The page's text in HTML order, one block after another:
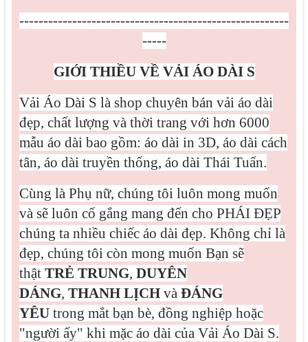
--------------------------------------------------------
-----
GIỚI THIỀU VỀ VẢI ÁO DÀI S
Vải Áo Dài S là shop chuyên bán vải áo dài
đẹp, chất lượng và thời trang với hơn 6000
mẫu áo dài bao gồm: áo dài in 3D, áo dài cách
tân, áo dài truyền thống, áo dài Thái Tuấn.
Cùng là Phụ nữ, chúng tôi luôn mong muốn
và sẽ luôn cố gắng mang đến cho PHÁI ĐẸP
chúng ta nhiều chiếc áo dài đẹp. Không chỉ là
đẹp, chúng tôi còn mong muốn Bạn sẽ
thật TRẺ TRUNG, DUYÊN
DÁNG, THANH LỊCHvà ĐÁNG
YÊUtrong mắt bạn bè, đồng nghiệp hoặc
"người ấy" khi mặc áo dài của Vải Áo Dài S.